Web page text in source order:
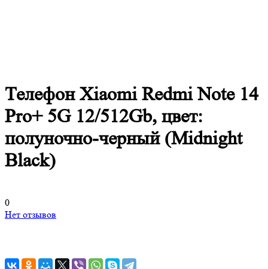
Телефон Xiaomi Redmi Note 14
Pro+ 5G 12/512Gb, цвет:
полуночно-черный (Midnight
Black)
0
Нет отзывов